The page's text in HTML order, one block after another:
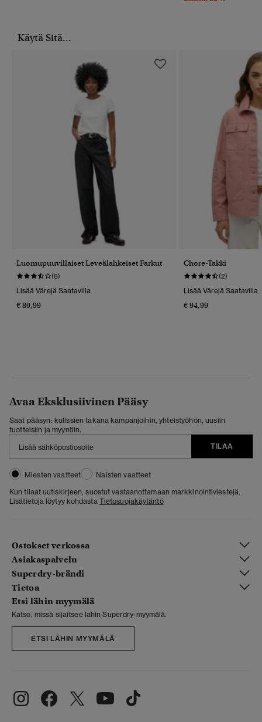
Käytä Sitä...
Luomupuuvillaiset Leveälahkeiset Farkut
(8)
Lisää Värejä Saatavilla
€ 89,99
Chore-Takki
(2)
Lisää Värejä Saatavilla
€ 94,99
Avaa Eksklusiivinen Pääsy
Saat pääsyn: kulissien takana kampanjoihin, yhteistyöhön, uusiin
tuotteisiin ja myyntiin.
TILAA
Miesten vaatteet
Naisten vaatteet
Kun tilaat uutiskirjeen, suostut vastaanottamaan markkinointiviestejä.
Lisätietoja löytyy kohdasta Tietosuojakäytäntö
Ostokset verkossa
Asiakaspalvelu
Superdry-brändi
Tietoa
Etsi lähin myymälä
Katso, missä sijaitsee lähin Superdry-myymälä.
ETSI LÄHIN MYYMÄLÄ